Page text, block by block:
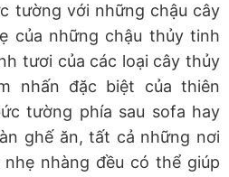
tường với những chậu cây
của những chậu thủy tinh
tươi của các loại cây thủy
nhấn đặc biệt của thiên
tường phía sau sofa hay
ghế ăn, tất cả những nơi
nhàng đều có thể giúp